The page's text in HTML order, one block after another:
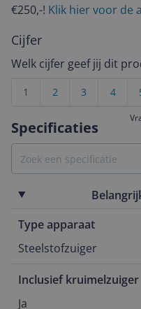
Specificaties
Type apparaat
Steelstofzuiger
Inclusief kruimelzuiger
Ja
€250,-! Klik hier voor de
Cijfer
Welk cijfer geef jij dit
4
3
2
1